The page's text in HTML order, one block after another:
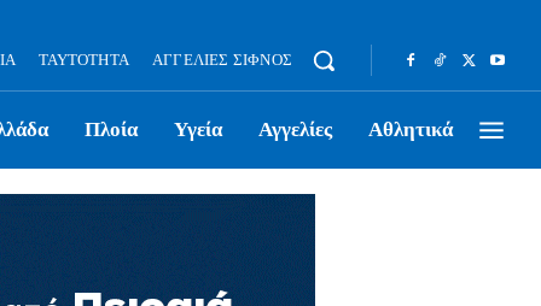
ΤΑΥΤΌΤΗΤΑ ΑΓΓΕΛΊΕΣ ΣΊΦΝΟΣ
Πλοία Υγεία Αγγελίες Αθλητικά